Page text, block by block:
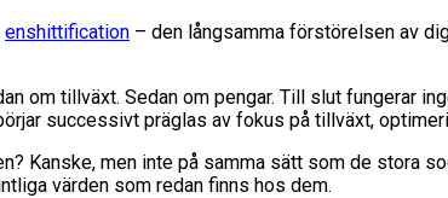
enshittification – den långsamma förstörelsen av
om tillväxt. Sedan om pengar. Till slut fungerar
successivt präglas av fokus på tillväxt,
Kanske, men inte på samma sätt som de stora
värden som redan finns hos dem.